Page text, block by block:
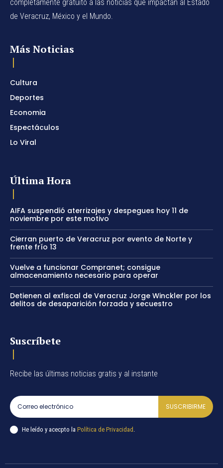
completamente gratuito a las noticias que impactan al Estado
de Veracruz, México y el Mundo.
Más Noticias
Cultura
Deportes
Economia
Espectáculos
Lo Viral
Última Hora
AIFA suspendió aterrizajes y despegues hoy 11 de
noviembre por este motivo
Cierran puerto de Veracruz por evento de Norte y
frente frío 13
Vuelve a funcionar Compranet; consigue
almacenamiento necesario para operar
Detienen al exfiscal de Veracruz Jorge Winckler por los
delitos de desaparición forzada y secuestro
Suscríbete
Recibe las últimas noticias gratis y al instante
SUSCRIBIRME
He leído y acecpto la Política de Privacidad